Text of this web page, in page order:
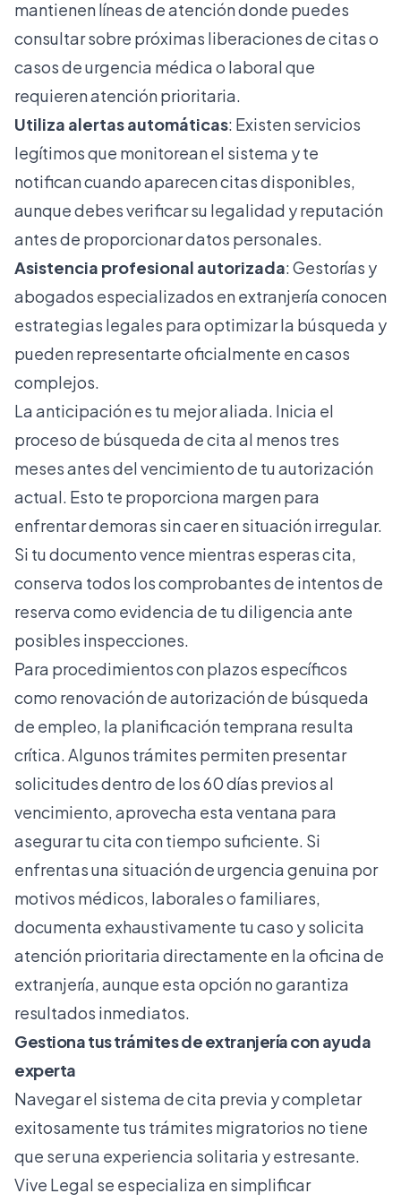
mantienen líneas de atención donde puedes
consultar sobre próximas liberaciones de citas o
casos de urgencia médica o laboral que
requieren atención prioritaria.
Utiliza alertas automáticas: Existen servicios
legítimos que monitorean el sistema y te
notifican cuando aparecen citas disponibles,
aunque debes verificar su legalidad y reputación
antes de proporcionar datos personales.
Asistencia profesional autorizada: Gestorías y
abogados especializados en extranjería conocen
estrategias legales para optimizar la búsqueda y
pueden representarte oficialmente en casos
complejos.
La anticipación es tu mejor aliada. Inicia el
proceso de búsqueda de cita al menos tres
meses antes del vencimiento de tu autorización
actual. Esto te proporciona margen para
enfrentar demoras sin caer en situación irregular.
Si tu documento vence mientras esperas cita,
conserva todos los comprobantes de intentos de
reserva como evidencia de tu diligencia ante
posibles inspecciones.
Para procedimientos con plazos específicos
como renovación de autorización de búsqueda
de empleo, la planificación temprana resulta
crítica. Algunos trámites permiten presentar
solicitudes dentro de los 60 días previos al
vencimiento, aprovecha esta ventana para
asegurar tu cita con tiempo suficiente. Si
enfrentas una situación de urgencia genuina por
motivos médicos, laborales o familiares,
documenta exhaustivamente tu caso y solicita
atención prioritaria directamente en la oficina de
extranjería, aunque esta opción no garantiza
resultados inmediatos.
Gestiona tus trámites de extranjería con ayuda
experta
Navegar el sistema de cita previa y completar
exitosamente tus trámites migratorios no tiene
que ser una experiencia solitaria y estresante.
Vive Legal se especializa en simplificar